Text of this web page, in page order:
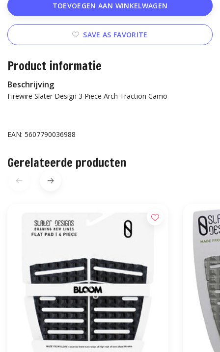
TOEVOEGEN AAN WINKELWAGEN
SAVE AS FAVORITE
Product informatie
Beschrijving
Firewire Slater Design 3 Piece Arch Traction Camo
EAN: 5607790036988
Gerelateerde producten